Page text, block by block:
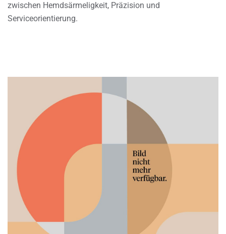
zwischen Hemdsärmeligkeit, Präzision und
Serviceorientierung.